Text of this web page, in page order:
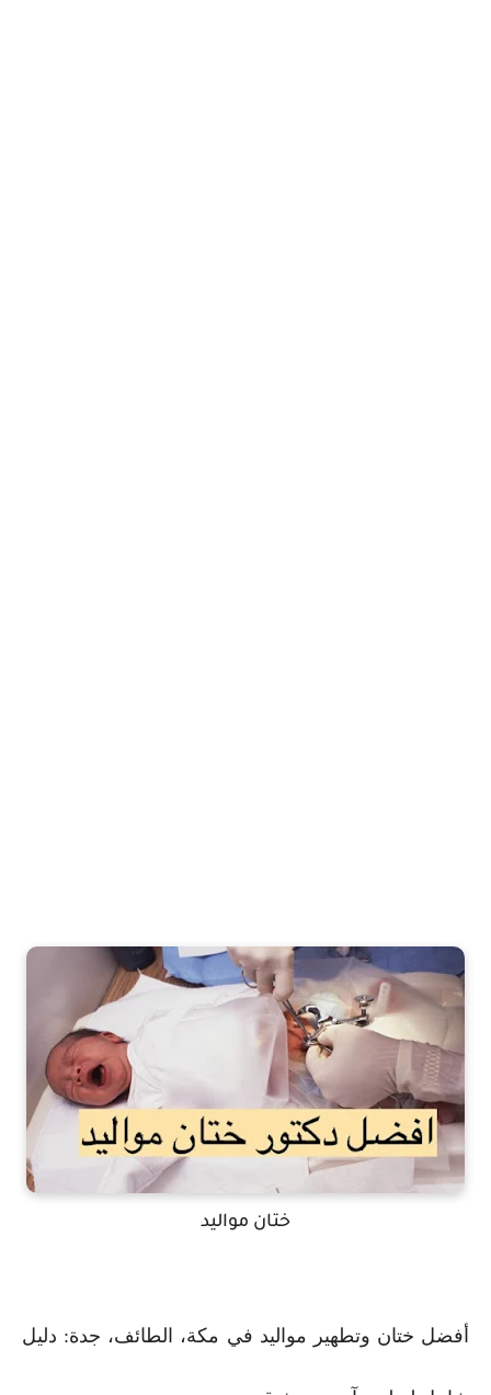
ختان مواليد
أفضل ختان وتطهير مواليد في مكة، الطائف، جدة: دليل